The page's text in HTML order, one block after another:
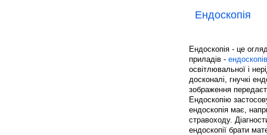
Ендоскопія
Ендоскопія - це
приладів - ендоскопів
освітлювальної і
досконалі, гнучкі
зображення
Ендоскопію
ендоскопія має,
стравоходу.
ендоскопії брати